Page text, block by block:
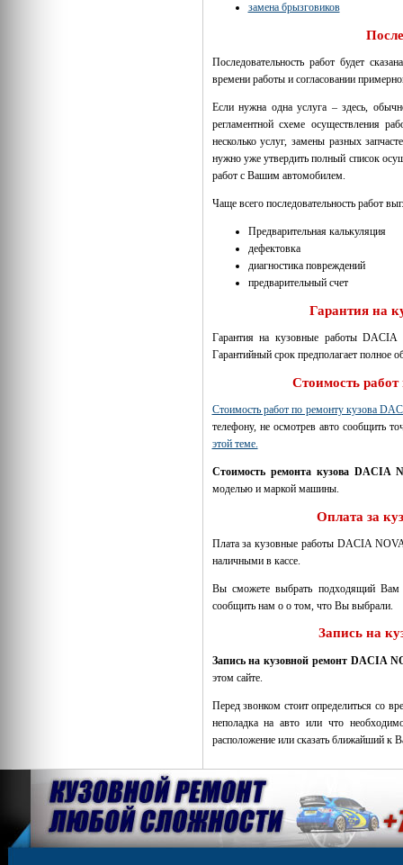
замена брызговиков
Последовательность работ будет
времени работы и согласовании
Если нужна одна услуга – здесь,
регламентной схеме осуществления
несколько услуг, замены разных
нужно уже утвердить полный список
работ с Вашим автомобилем.
Чаще всего последовательность работ
Предварительная калькуляция
дефектовка
диагностика повреждений
предварительный счет
Гарантия на
Гарантия на кузовные работы DACIA
Гарантийный срок предполагает полное
Стоимость
Стоимость работ по ремонту кузова
телефону, не осмотрев авто сообщить
этой теме.
Стоимость ремонта кузова DACIA
моделью и маркой машины.
Оплата за
Плата за кузовные работы DACIA
наличными в кассе.
Вы сможете выбрать подходящий Вам
сообщить нам о о том, что Вы выбрали.
Запись на
Запись на кузовной ремонт DACIA
этом сайте.
Перед звонком стоит определиться со
неполадка на авто или что
расположение или сказать ближайший к